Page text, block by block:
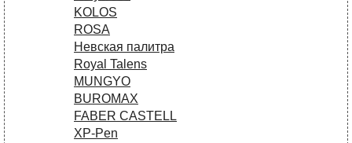
KOLOS
ROSA
Невская палитра
Royal Talens
MUNGYO
BUROMAX
FABER CASTELL
XP-Pen